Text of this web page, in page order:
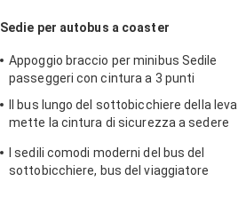
Sedie per autobus a coaster
Appoggio braccio per minibus Sedile
passeggeri con cintura a 3 punti
Il bus lungo del sottobicchiere della leva
mette la cintura di sicurezza a sedere
pieghevole
I sedili comodi moderni del bus del
sottobicchiere, bus del viaggiatore